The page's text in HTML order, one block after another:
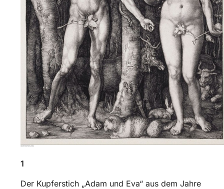
1
Der Kupferstich „Adam und Eva“ aus dem Jahre